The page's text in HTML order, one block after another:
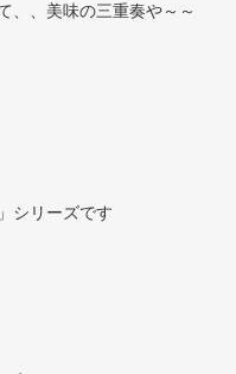
、、美味の三重奏や～～
シリーズです